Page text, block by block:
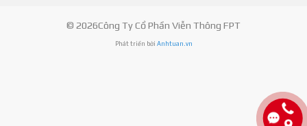
© 2026Công Ty Cổ Phần Viễn Thông FPT
Phát triển bởi Anhtuan.vn